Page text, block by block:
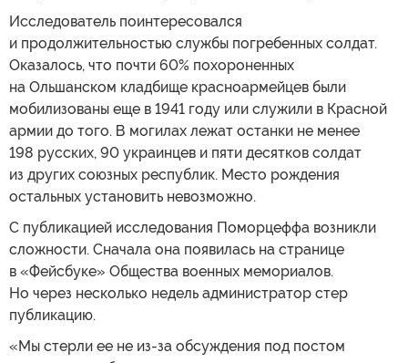
Исследователь поинтересовался
и продолжительностью службы погребенных солдат.
Оказалось, что почти 60% похороненных
на Ольшанском кладбище красноармейцев были
мобилизованы еще в 1941 году или служили в Красной
армии до того. В могилах лежат останки не менее
198 русских, 90 украинцев и пяти десятков солдат
из других союзных республик. Место рождения
остальных установить невозможно.
С публикацией исследования Поморцеффа возникли
сложности. Сначала она появилась на странице
в «Фейсбуке» Общества военных мемориалов.
Но через несколько недель администратор стер
публикацию.
«Мы стерли ее не из-за обсуждения под постом